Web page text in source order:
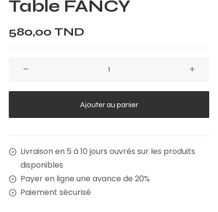
Table FANCY
580,00 TND
Table
Ajouter au panier
Livraison en 5 à 10 jours ouvrés sur les produits
disponibles
Payer en ligne une avance de 20%
Paiement sécurisé